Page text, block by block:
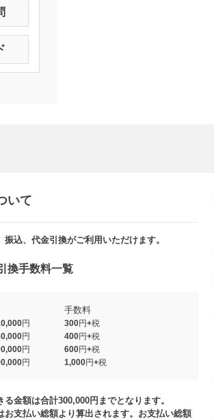
いて
振込、代金引換がご利用いただけます。​​
換手数料一覧
手数料
円
300円+税
円
400円+税
円
600円+税
円
1,000円+税​
る金額は合計300,000円までとなります。
お支払い総額より算出されます。お支払い総額